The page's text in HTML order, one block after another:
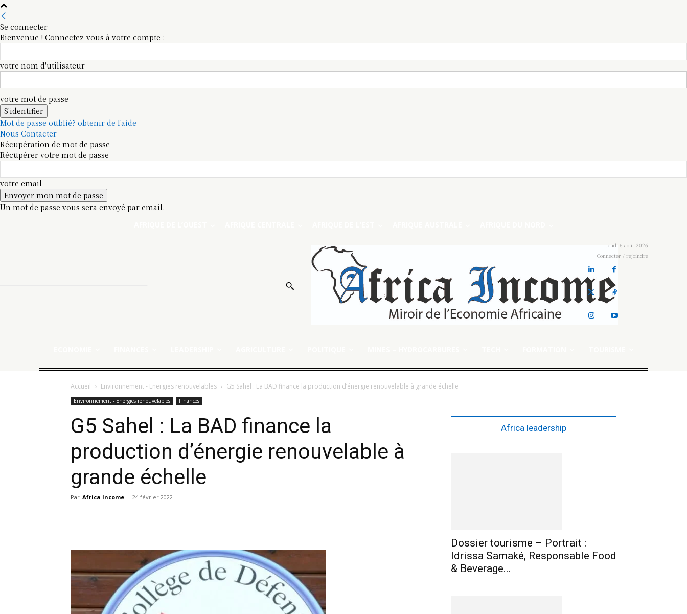
Se connecter
Bienvenue ! Connectez-vous à votre compte :
votre nom d'utilisateur
votre mot de passe
Mot de passe oublié? obtenir de l'aide
Nous Contacter
Récupération de mot de passe
Récupérer votre mot de passe
votre email
Un mot de passe vous sera envoyé par email.
jeudi 6 août 2026
Connecter / rejoindre
Accueil Environnement - Energies renouvelables G5 Sahel : La BAD finance la production d’énergie renouvelable à grande échelle
Environnement - Energies renouvelables Finances
G5 Sahel : La BAD finance la
production d’énergie renouvelable à
grande échelle
Par Africa Income - 24 février 2022
Africa leadership
Dossier tourisme – Portrait :
Idrissa Samaké, Responsable Food
& Beverage...